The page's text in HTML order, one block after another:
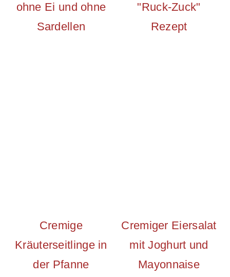
ohne Ei und ohne
Sardellen
"Ruck-Zuck"
Rezept
Cremige
Kräuterseitlinge in
der Pfanne
Cremiger Eiersalat
mit Joghurt und
Mayonnaise